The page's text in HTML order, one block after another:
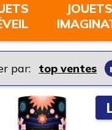
par: top ventes